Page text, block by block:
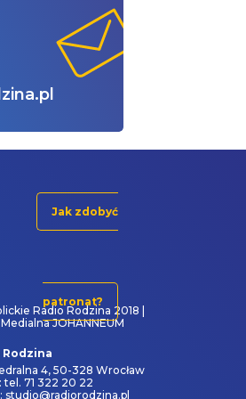
Jak zdobyć
patronat?
Radio Rodzina 2018 |
JOHANNEUM
Rodzina
4, 50-328 Wrocław
tel. 71 322 20 22
studio@radiorodzina.pl